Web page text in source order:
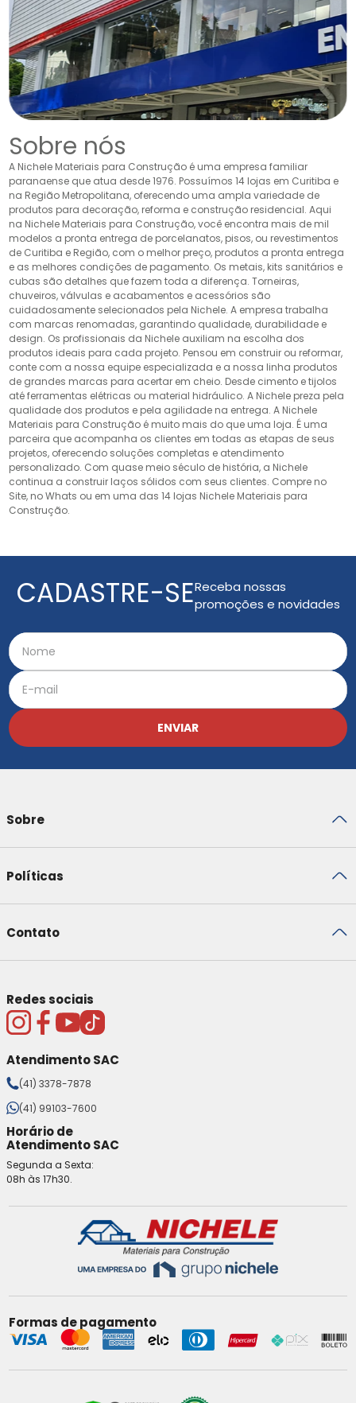
Sobre nós
A Nichele Materiais para Construção é uma empresa familiar
paranaense que atua desde 1976. Possuímos 14 lojas em Curitiba e
na Região Metropolitana, oferecendo uma ampla variedade de
produtos para decoração, reforma e construção residencial. Aqui
na Nichele Materiais para Construção, você encontra mais de mil
modelos a pronta entrega de porcelanatos, pisos, ou revestimentos
de Curitiba e Região, com o melhor preço, produtos a pronta entrega
e as melhores condições de pagamento. Os metais, kits sanitários e
cubas são detalhes que fazem toda a diferença. Torneiras,
chuveiros, válvulas e acabamentos e acessórios são
cuidadosamente selecionados pela Nichele. A empresa trabalha
com marcas renomadas, garantindo qualidade, durabilidade e
design. Os profissionais da Nichele auxiliam na escolha dos
produtos ideais para cada projeto. Pensou em construir ou reformar,
conte com a nossa equipe especializada e a nossa linha produtos
de grandes marcas para acertar em cheio. Desde cimento e tijolos
até ferramentas elétricas ou material hidráulico. A Nichele preza pela
qualidade dos produtos e pela agilidade na entrega. A Nichele
Materiais para Construção é muito mais do que uma loja. É uma
parceira que acompanha os clientes em todas as etapas de seus
projetos, oferecendo soluções completas e atendimento
personalizado. Com quase meio século de história, a Nichele
continua a construir laços sólidos com seus clientes. Compre no
Site, no Whats ou em uma das 14 lojas Nichele Materiais para
Construção.
CADASTRE-SEReceba nossas
promoções e novidades
ENVIAR
Sobre
Políticas
Contato
Redes sociais
Atendimento SAC
(41) 3378-7878
(41) 99103-7600
Horário de
Atendimento SAC
Segunda a Sexta:
08h às 17h30.
Formas de pagamento